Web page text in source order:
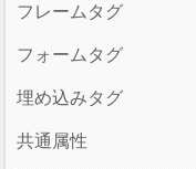
フレームタグ
フォームタグ
埋め込みタグ
共通属性